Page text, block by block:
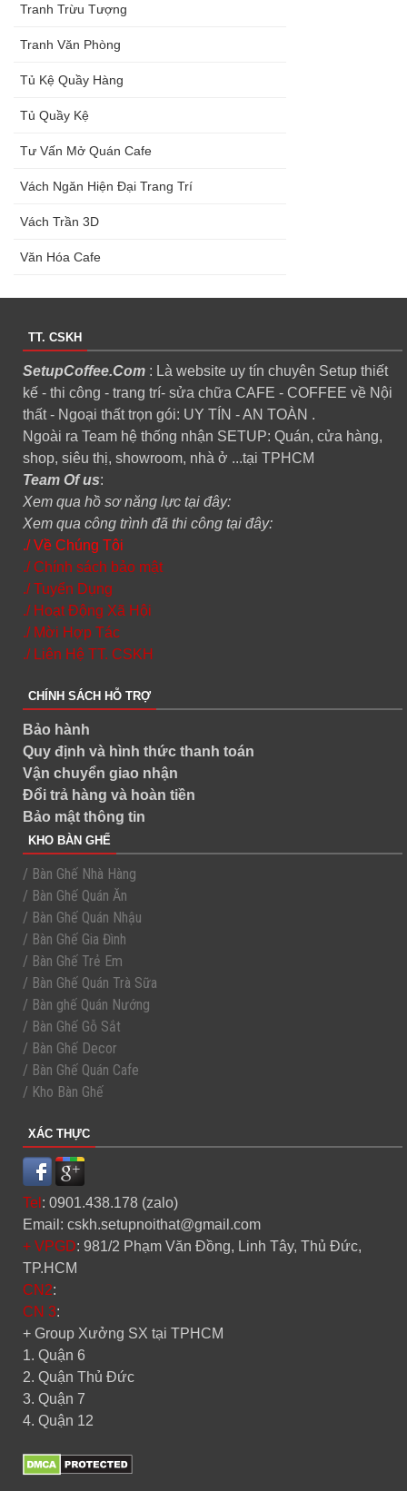
Tranh Trừu Tượng
Tranh Văn Phòng
Tủ Kệ Quầy Hàng
Tủ Quầy Kệ
Tư Vấn Mở Quán Cafe
Vách Ngăn Hiện Đại Trang Trí
Vách Trần 3D
Văn Hóa Cafe
TT. CSKH
SetupCoffee.Com : Là website uy tín chuyên Setup thiết
kế - thi công - trang trí- sửa chữa CAFE - COFFEE về Nội
thất - Ngoại thất trọn gói: UY TÍN - AN TOÀN .
Ngoài ra Team hệ thống nhận SETUP: Quán, cửa hàng,
shop, siêu thị, showroom, nhà ở ...tại TPHCM
Team Of us:
Xem qua hồ sơ năng lực tại đây:
Xem qua công trình đã thi công tại đây:
./ Về Chúng Tôi
./ Chính sách bảo mật
./ Tuyển Dụng
./ Hoạt Động Xã Hội
./ Mời Hợp Tác
./ Liên Hệ TT. CSKH
CHÍNH SÁCH HỖ TRỢ
Bảo hành
Quy định và hình thức thanh toán
Vận chuyển giao nhận
Đổi trả hàng và hoàn tiền
Bảo mật thông tin
KHO BÀN GHẾ
/ Bàn Ghế Nhà Hàng
/ Bàn Ghế Quán Ăn
/ Bàn Ghế Quán Nhậu
/ Bàn Ghế Gia Đình
/ Bàn Ghế Trẻ Em
/ Bàn Ghế Quán Trà Sữa
/ Bàn ghế Quán Nướng
/ Bàn Ghế Gỗ Sắt
/ Bàn Ghế Decor
/ Bàn Ghế Quán Cafe
/ Kho Bàn Ghế
XÁC THỰC
Tel : 0901.438.178 (zalo)
Email: cskh.setupnoithat@gmail.com
+ VPGD: 981/2 Phạm Văn Đồng, Linh Tây, Thủ Đức,
TP.HCM
CN2:
CN 3:
+ Group Xưởng SX tại TPHCM
1. Quận 6
2. Quận Thủ Đức
3. Quận 7
4. Quận 12